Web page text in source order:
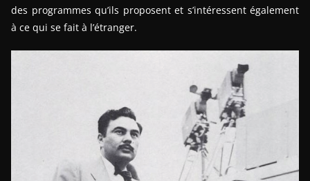
des programmes qu’ils proposent et s’intéressent également
à ce qui se fait à l’étranger.